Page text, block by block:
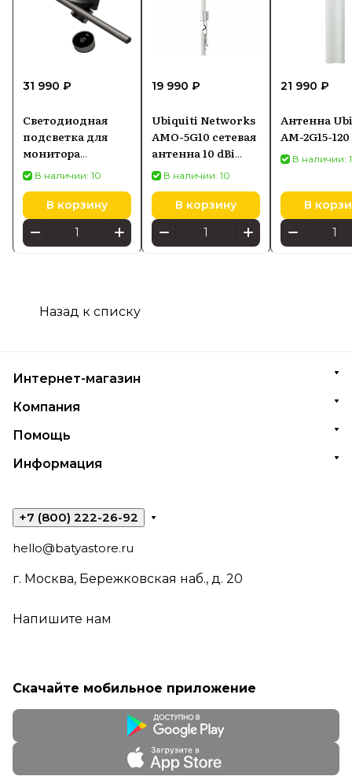
31 990 ₽
Светодиодная
подсветка для
монитора
SCREENBAR HALO
2
В наличии: 10
В корзину
19 990 ₽
Ubiquiti Networks
AMO-5G10 сетевая
антенна 10 dBi
Секторная
антенна
В наличии: 10
В корзину
21 990 ₽
Антенна
AM-2G15-120
В наличии:
В
Назад к списку
Интернет-магазин
Компания
Помощь
Информация
+7 (800) 222-26-92
hello@batyastore.ru
г. Москва, Бережковская наб., д. 20
Напишите нам
Скачайте мобильное приложение